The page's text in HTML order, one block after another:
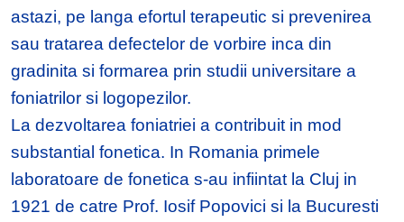
astazi, pe langa efortul terapeutic si prevenirea
sau tratarea defectelor de vorbire inca din
gradinita si formarea prin studii universitare a
foniatrilor si logopezilor.
La dezvoltarea foniatriei a contribuit in mod
substantial fonetica. In Romania primele
laboratoare de fonetica s-au infiintat la Cluj in
1921 de catre Prof. Iosif Popovici si la Bucuresti